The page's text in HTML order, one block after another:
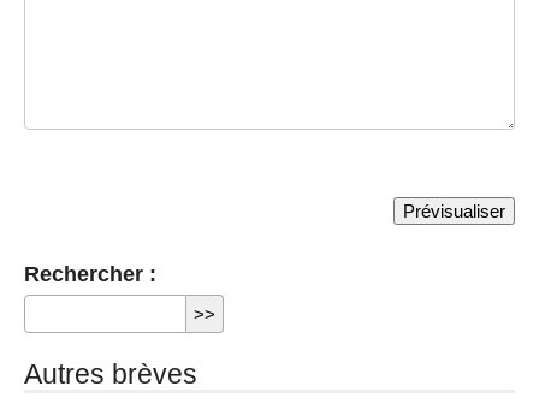
Rechercher :
Autres brèves